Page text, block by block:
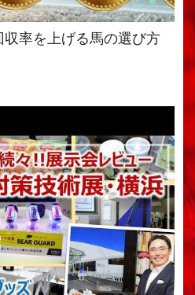
率を上げる馬の選び方